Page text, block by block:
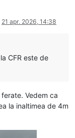
21 apr. 2026, 14:38
CFR este de
Vedem ca
la inaltimea de 4m